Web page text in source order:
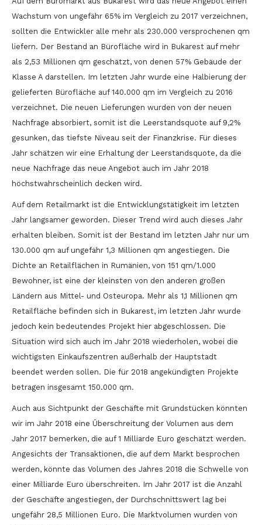
Wachstum von ungefähr 65% im Vergleich zu 2017 verzeichnen,
sollten die Entwickler alle mehr als 230.000 versprochenen qm
liefern. Der Bestand an Bürofläche wird in Bukarest auf mehr
als 2,53 Millionen qm geschätzt, von denen 57% Gebäude der
Klasse A darstellen. Im letzten Jahr wurde eine Halbierung der
gelieferten Bürofläche auf 140.000 qm im Vergleich zu 2016
verzeichnet. Die neuen Lieferungen wurden von der neuen
Nachfrage absorbiert, somit ist die Leerstandsquote auf 9,2%
gesunken, das tiefste Niveau seit der Finanzkrise. Für dieses
Jahr schätzen wir eine Erhaltung der Leerstandsquote, da die
neue Nachfrage das neue Angebot auch im Jahr 2018
höchstwahrscheinlich decken wird.
Auf dem Retailmarkt ist die Entwicklungstätigkeit im letzten
Jahr langsamer geworden. Dieser Trend wird auch dieses Jahr
erhalten bleiben. Somit ist der Bestand im letzten Jahr nur um
130.000 qm auf ungefähr 1,3 Millionen qm angestiegen. Die
Dichte an Retailflächen in Rumänien, von 151 qm/1.000
Bewohner, ist eine der kleinsten von den anderen großen
Ländern aus Mittel- und Osteuropa. Mehr als 1,1 Millionen qm
Retailfläche befinden sich in Bukarest, im letzten Jahr wurde
jedoch kein bedeutendes Projekt hier abgeschlossen. Die
Situation wird sich auch im Jahr 2018 wiederholen, wobei die
wichtigsten Einkaufszentren außerhalb der Hauptstadt
beendet werden sollen. Die für 2018 angekündigten Projekte
betragen insgesamt 150.000 qm.
Auch aus Sichtpunkt der Geschäfte mit Grundstücken könnten
wir im Jahr 2018 eine Überschreitung der Volumen aus dem
Jahr 2017 bemerken, die auf 1 Milliarde Euro geschätzt werden.
Angesichts der Transaktionen, die auf dem Markt besprochen
werden, könnte das Volumen des Jahres 2018 die Schwelle von
einer Milliarde Euro überschreiten. Im Jahr 2017 ist die Anzahl
der Geschäfte angestiegen, der Durchschnittswert lag bei
ungefähr 28,5 Millionen Euro. Die Marktvolumen wurden von